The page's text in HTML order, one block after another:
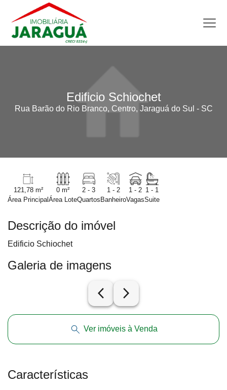
Edificio Schiochet
Rua Barão do Rio Branco, Centro, Jaraguá do Sul - SC
121,78 m²
Área Principal
0 m²
Área Lote
2 - 3
Quartos
1 - 2
Banheiro
1 - 2
Vagas
1 - 1
Suite
Descrição do imóvel
Edificio Schiochet
Galeria de imagens
arrow_back_ios_new arrow_forward_ios
Ver imóveis à Venda
Características